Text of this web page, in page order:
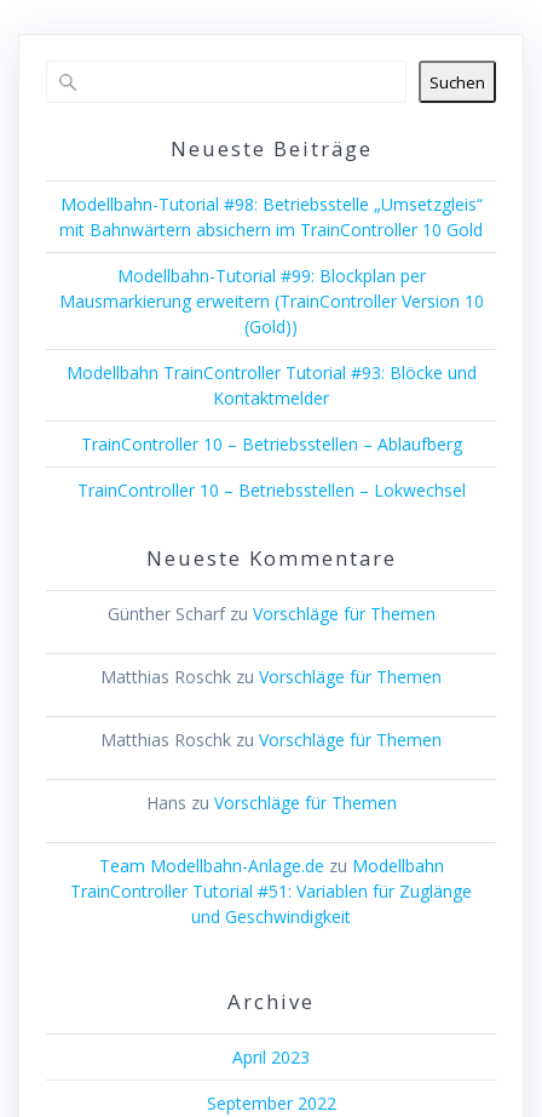
Suchen
Neueste Beiträge
Modellbahn-Tutorial #98: Betriebsstelle „Umsetzgleis“
mit Bahnwärtern absichern im TrainController 10 Gold
Modellbahn-Tutorial #99: Blockplan per
Mausmarkierung erweitern (TrainController Version 10
(Gold))
Modellbahn TrainController Tutorial #93: Blöcke und
Kontaktmelder
TrainController 10 – Betriebsstellen – Ablaufberg
TrainController 10 – Betriebsstellen – Lokwechsel
Neueste Kommentare
Günther Scharfzu Vorschläge für Themen
Matthias Roschk zu Vorschläge für Themen
Matthias Roschk zu Vorschläge für Themen
Hans zu Vorschläge für Themen
Team Modellbahn-Anlage.de zu Modellbahn
TrainController Tutorial #51: Variablen für Zuglänge
und Geschwindigkeit
Archive
April 2023
September 2022